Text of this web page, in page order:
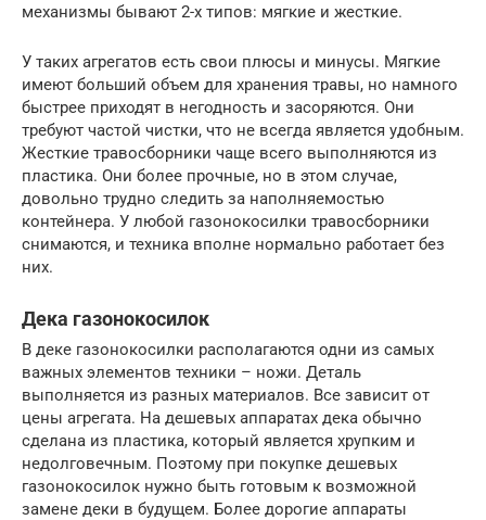
механизмы бывают 2-х типов: мягкие и жесткие.
У таких агрегатов есть свои плюсы и минусы. Мягкие
имеют больший объем для хранения травы, но намного
быстрее приходят в негодность и засоряются. Они
требуют частой чистки, что не всегда является удобным.
Жесткие травосборники чаще всего выполняются из
пластика. Они более прочные, но в этом случае,
довольно трудно следить за наполняемостью
контейнера. У любой газонокосилки травосборники
снимаются, и техника вполне нормально работает без
них.
Дека газонокосилок
В деке газонокосилки располагаются одни из самых
важных элементов техники – ножи. Деталь
выполняется из разных материалов. Все зависит от
цены агрегата. На дешевых аппаратах дека обычно
сделана из пластика, который является хрупким и
недолговечным. Поэтому при покупке дешевых
газонокосилок нужно быть готовым к возможной
замене деки в будущем. Более дорогие аппараты